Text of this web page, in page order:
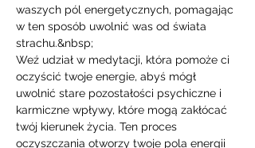
waszych pól energetycznych, pomagając
w ten sposób uwolnić was od świata
strachu.&nbsp;
Weź udział w medytacji, która pomoże ci
oczyścić twoje energie, abyś mógł
uwolnić stare pozostałości psychiczne i
karmiczne wpływy, które mogą zakłócać
twój kierunek życia. Ten proces
oczyszczania otworzy twoje pola energii